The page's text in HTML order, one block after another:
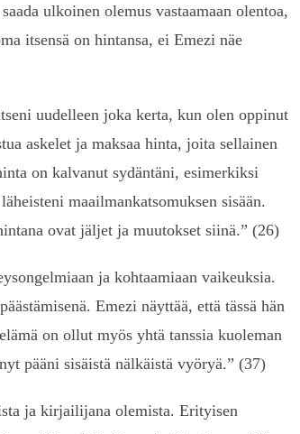
ulkoinen olemus vastaamaan olentoa,
itsensä on hintansa, ei Emezi näe
uudelleen joka kerta, kun olen oppinut
askelet ja maksaa hinta, joita sellainen
on kalvanut sydäntäni, esimerkiksi
maailmankatsomuksen sisään.
ovat jäljet ja muutokset siinä.” (26)
ja kohtaamiaan vaikeuksia.
Emezi näyttää, että tässä hän
on ollut myös yhtä tanssia kuoleman
pääni sisäistä nälkäistä vyöryä.” (37)
ja kirjailijana olemista. Erityisen